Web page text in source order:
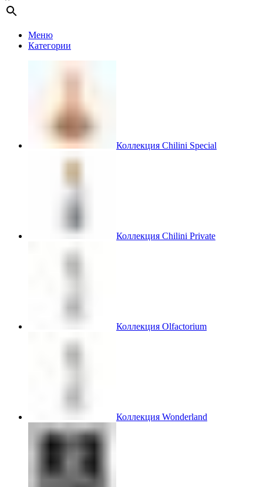
Меню
Категории
Коллекция Chilini Special
Коллекция Chilini Private
Коллекция Olfactorium
Коллекция Wonderland